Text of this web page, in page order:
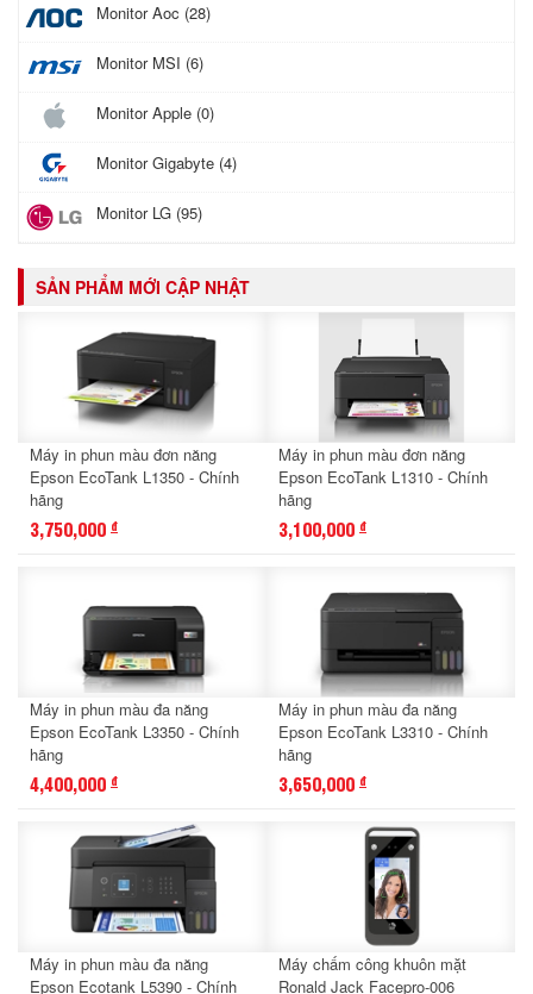
Monitor Aoc (28)
Monitor MSI (6)
Monitor Apple (0)
Monitor Gigabyte (4)
Monitor LG (95)
SẢN PHẨM MỚI CẬP NHẬT
Máy in phun màu đơn năng
Epson EcoTank L1350 - Chính
hãng
3,750,000 đ
Máy in phun màu đơn năng
Epson EcoTank L1310 - Chính
hãng
3,100,000 đ
Máy in phun màu đa năng
Epson EcoTank L3350 - Chính
hãng
4,400,000 đ
Máy in phun màu đa năng
Epson EcoTank L3310 - Chính
hãng
3,650,000 đ
Máy in phun màu đa năng
Epson Ecotank L5390 - Chính
Máy chấm công khuôn mặt
Ronald Jack Facepro-006